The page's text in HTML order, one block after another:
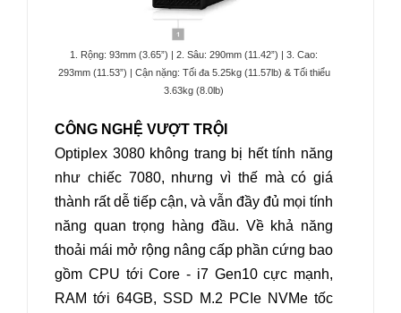
1. Rộng: 93mm (3.65”) | 2. Sâu: 290mm (11.42”) | 3. Cao:
293mm (11.53”) | Cận nặng: Tối đa 5.25kg (11.57lb) & Tối thiểu
3.63kg (8.0lb)
CÔNG NGHỆ VƯỢT TRỘI
Optiplex 3080 không trang bị hết tính năng
như chiếc 7080, nhưng vì thế mà có giá
thành rất dễ tiếp cận, và vẫn đầy đủ mọi tính
năng quan trọng hàng đầu. Về khả năng
thoải mái mở rộng nâng cấp phần cứng bao
gồm CPU tới Core - i7 Gen10 cực mạnh,
RAM tới 64GB, SSD M.2 PCIe NVMe tốc